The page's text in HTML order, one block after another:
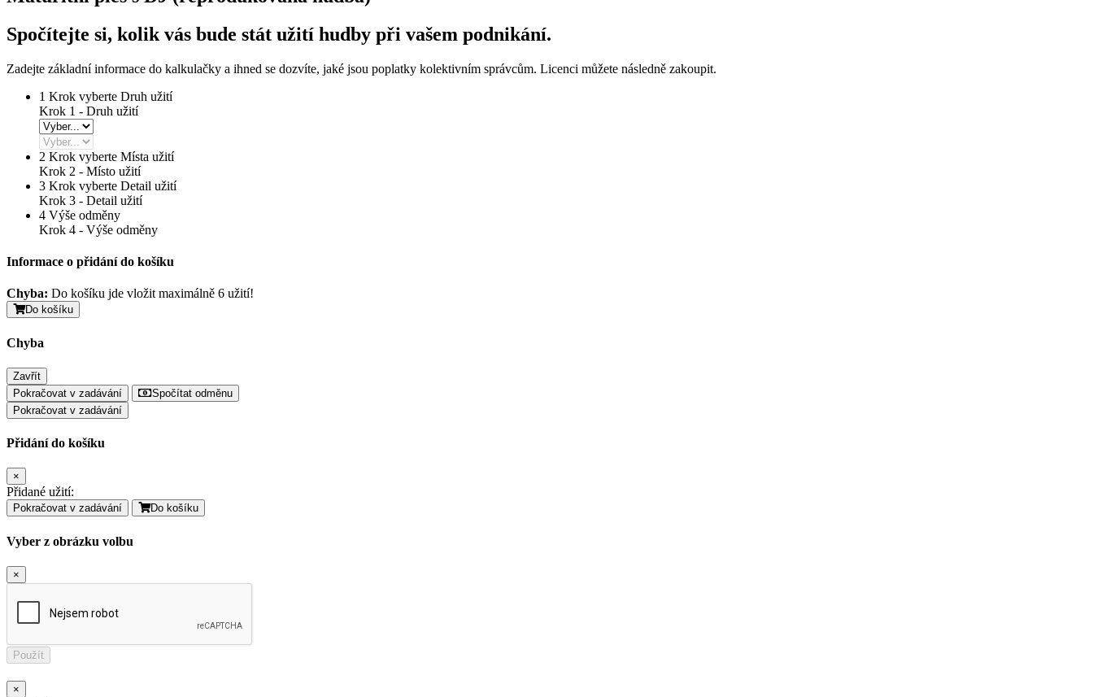
Spočítejte si, kolik vás bude stát užití hudby při vašem podnikání.
Zadejte základní informace do kalkulačky a ihned se dozvíte, jaké jsou poplatky kolektivním správcům. Licenci můžete následně zakoupit.
1 Krok vyberte Druh užití
Krok 1 - Druh užití
2 Krok vyberte Místa užití
Krok 2 - Místo užití
3 Krok vyberte Detail užití
Krok 3 - Detail užití
4 Výše odměny
Krok 4 - Výše odměny
Informace o přidání do košíku
Chyba: Do košíku jde vložit maximálně 6 užití!
Do košíku
Chyba
Zavřít
Pokračovat v zadávání
Spočítat odměnu
Pokračovat v zadávání
Přidání do košíku
×
Přidané užití:
Pokračovat v zadávání Do košíku
Vyber z obrázku volbu
×
Použít
×